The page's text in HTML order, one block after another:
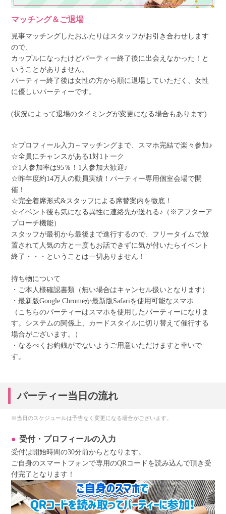
マッチング＆ご退場
見事マッチングしたおふたりはスタッフがお引き合わせします
ので、
カップルになったけどパーティー終了後に出会えなかった！と
いうことがありません。
パーティー終了後は女性の方から順に退場していただく、女性
に優しいパーティーです。
(状況によって退場のタイミングが変更になる場合もあります)
☆プロフィール入力～マッチングまで、スマホ完結で楽々参加♪
☆全員にチャンスがある1対1トーク
☆1人参加率は95％！1人参加大歓迎♪
☆昨年度約14万人の動員実績！パーティー専用個室会場で開
催！
☆完全着席形式&スタッフによる席替案内を徹底！
☆イベント後も気になる異性に連絡先が送れる♪（※アフターア
プローチ機能）
スタッフが最初から最後まで進行するので、フリータイムで放
置されて人気の方と一度もお話できずに気が付いたらイベント
終了・・・ということは一切ありません！
持ち物について
・ご本人様確認書類（無い場合はキャンセル扱いとなります）
・最新版Google Chromeか最新版Safariを使用可能なスマホ
（こちらのパーティーはスマホを使用したパーティーになりま
す。システムの関係上、カードスタイルに切り替えて催行する
場合がございます。）
・なるべくお釣銭がでないようご用意いただけますと幸いで
す。
パーティー当日の流れ
※当日のスケジュールは予告なく変更になる場合がございます。
受付・プロフィールの入力
受付は開始時間の30分前からとなります。
ご自身のスマートフォンで専用のQRコードを読み込んで頂き受
付完了となります！